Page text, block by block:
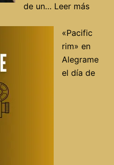
de un… Leer más:
con
Carlos
Jaén
del
«Pacific
rim» en
Alegrame
el día de